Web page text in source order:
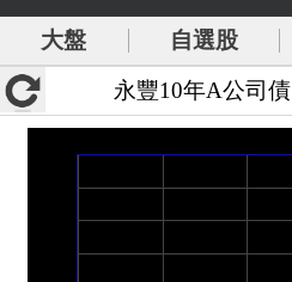
大盤 自選股
永豐10年A公司債